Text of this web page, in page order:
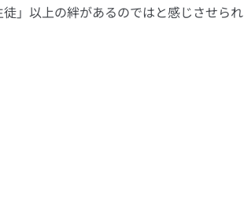
」以上の絆があるのではと感じさせられ